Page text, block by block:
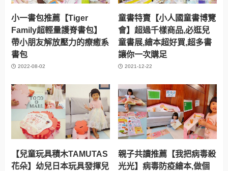
小一書包推薦【Tiger
Family超輕量護脊書包】
帶小朋友解放壓力的療癒系
書包
2022-08-02
童書特賣【小人國童書博覽
會】超過千樣商品,必逛兒
童書展,繪本超好買,超多書
讓你一次購足
2021-12-22
【兒童玩具積木TAMUTAS
花朵】幼兒日本玩具發揮兒
親子共讀推薦【我把病毒殺
光光】病毒防疫繪本,做個